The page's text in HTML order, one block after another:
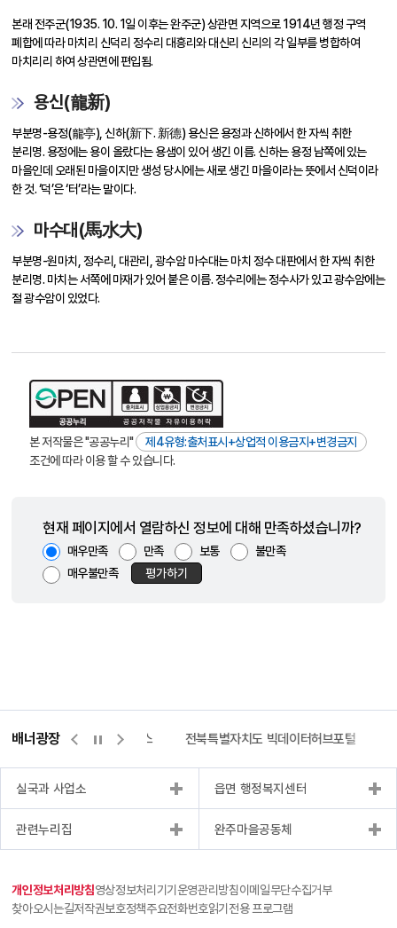
본래 전주군(1935. 10. 1일 이후는 완주군) 상관면 지역으로 1914년 행정 구역
폐합에 따라 마치리 신덕리 정수리 대흥리와 대신리 신리의 각 일부를 병합하여
마치리리 하여 상관면에 편입됨.
용신(龍新)
부분명-용정(龍亭), 신하(新下. 新德) 용신은 용정과 신하에서 한 자씩 취한
분리명. 용정에는 용이 올랐다는 용샘이 있어 생긴 이름. 신하는 용정 남쪽에 있는
마을인데 오래된 마을이지만 생성 당시에는 새로 생긴 마을이라는 뜻에서 신덕이라
한 것. ‘덕’은 ‘터’라는 말이다.
마수대(馬水大)
부분명-원마치, 정수리, 대관리, 광수암 마수대는 마치 정수 대판에서 한 자씩 취한
분리명. 마치는 서쪽에 마재가 있어 붙은 이름. 정수리에는 정수사가 있고 광수암에는
절 광수암이 있었다.
본 저작물은 "공공누리"
제4유형:출처표시+상업적 이용금지+변경금지
조건에 따라 이용 할 수 있습니다.
현재 페이지에서 열람하신 정보에 대해 만족하셨습니까?
매우만족 만족 보통
불만족
매우불만족
평가하기
배너광장
량바로처리센터 위택스 전북특별자치도 빅데이터허브포털
실국과 사업소 읍면 행정복지센터
관련누리집 완주마을공동체
개인정보처리방침영상정보처리기기운영관리방침이메일무단수집거부
찾아오시는길저작권보호정책주요전화번호읽기전용 프로그램